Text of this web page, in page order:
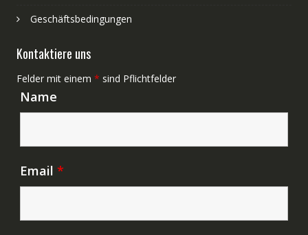
Geschäftsbedingungen
Kontaktiere uns
Felder mit einem * sind Pflichtfelder
Name
Email *